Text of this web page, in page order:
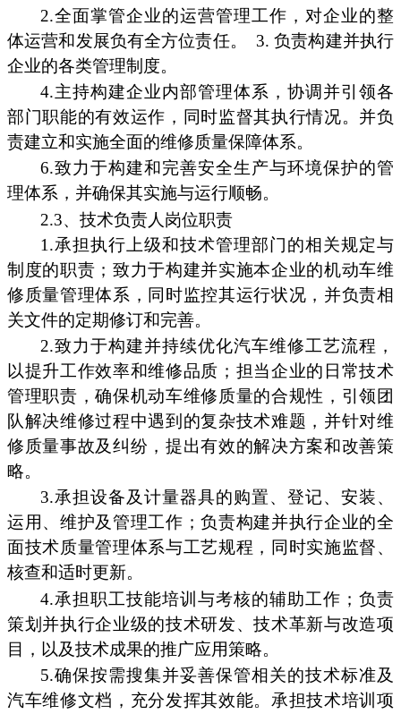
2.全面掌管企业的运营管理工作，对企业的整
体运营和发展负有全方位责任。
3. 负责构建并执行
企业的各类管理制度。
4.主持构建企业内部管理体系，协调并引领各
部门职能的有效运作，同时监督其执行情况。并负
责建立和实施全面的维修质量保障体系。
6.致力于构建和完善安全生产与环境保护的管
理体系，并确保其实施与运行顺畅。
2.3、技术负责人岗位职责
1.承担执行上级和技术管理部门的相关规定与
制度的职责；致力于构建并实施本企业的机动车维
修质量管理体系，同时监控其运行状况，并负责相
关文件的定期修订和完善。
2.致力于构建并持续优化汽车维修工艺流程，
以提升工作效率和维修品质；担当企业的日常技术
管理职责，确保机动车维修质量的合规性，引领团
队解决维修过程中遇到的复杂技术难题，并针对维
修质量事故及纠纷，提出有效的解决方案和改善策
略。
3.承担设备及计量器具的购置、登记、安装、
运用、维护及管理工作；负责构建并执行企业的全
面技术质量管理体系与工艺规程，同时实施监督、
核查和适时更新。
4.承担职工技能培训与考核的辅助工作；负责
策划并执行企业级的技术研发、技术革新与改造项
目，以及技术成果的推广应用策略。
5.确保按需搜集并妥善保管相关的技术标准及
汽车维修文档，充分发挥其效能。承担技术培训项